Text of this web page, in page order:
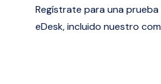
Regístrate para unaprueba
eDesk, incluido nuestro